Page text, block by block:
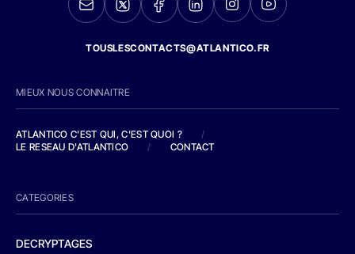
TOUSLESCONTACTS@ATLANTICO.FR
MIEUX NOUS CONNAITRE
ATLANTICO C'EST QUI, C'EST QUOI ?
/
LE RESEAU D'ATLANTICO
/ CONTACT
CATEGORIES
DECRYPTAGES